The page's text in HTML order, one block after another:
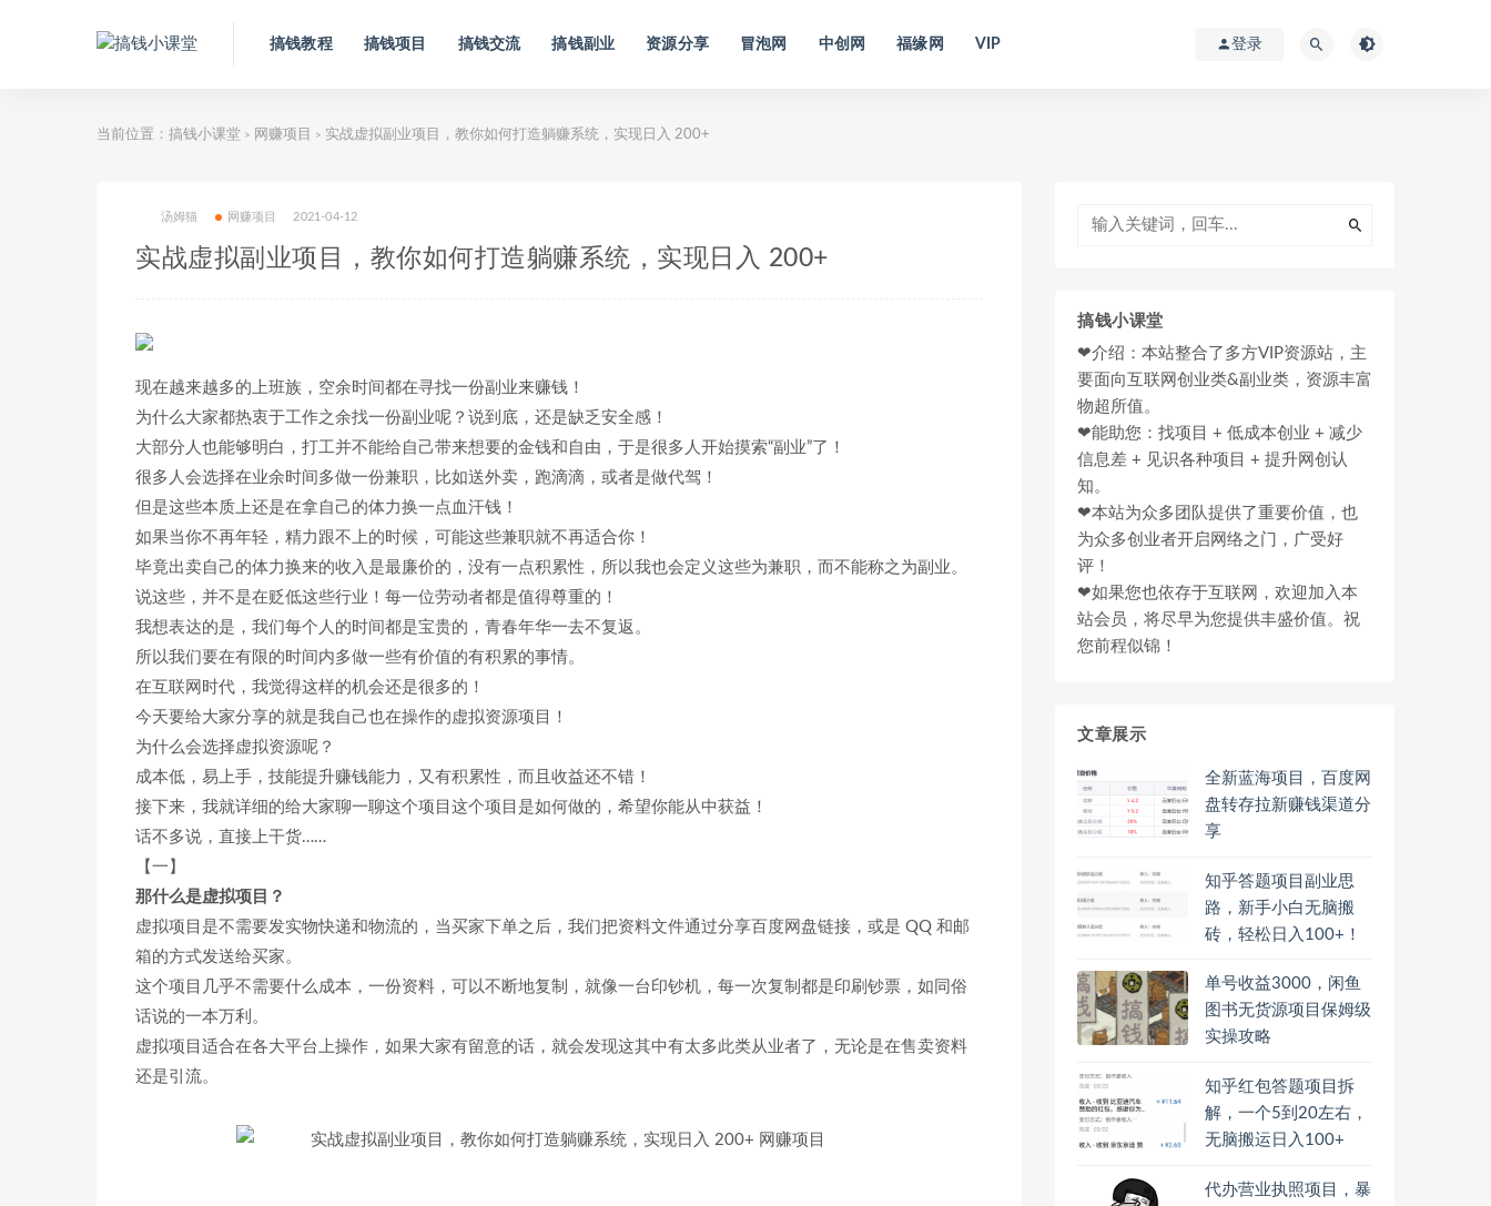
搞钱教程 搞钱项目 搞钱交流 搞钱副业 资源分享 冒泡网 中创网 福缘网 VIP 登录
当前位置： 搞钱小课堂 > 网赚项目 > 实战虚拟副业项目，教你如何打造躺赚系统，实现日入 200+
汤姆猫 网赚项目 2021-04-12
实战虚拟副业项目，教你如何打造躺赚系统，实现日入 200+
现在越来越多的上班族，空余时间都在寻找一份副业来赚钱！
为什么大家都热衷于工作之余找一份副业呢？说到底，还是缺乏安全感！
大部分人也能够明白，打工并不能给自己带来想要的金钱和自由，于是很多人开始摸索“副业”了！
很多人会选择在业余时间多做一份兼职，比如送外卖，跑滴滴，或者是做代驾！
但是这些本质上还是在拿自己的体力换一点血汗钱！
如果当你不再年轻，精力跟不上的时候，可能这些兼职就不再适合你！
毕竟出卖自己的体力换来的收入是最廉价的，没有一点积累性，所以我也会定义这些为兼职，而不能称之为副业。
说这些，并不是在贬低这些行业！每一位劳动者都是值得尊重的！
我想表达的是，我们每个人的时间都是宝贵的，青春年华一去不复返。
所以我们要在有限的时间内多做一些有价值的有积累的事情。
在互联网时代，我觉得这样的机会还是很多的！
今天要给大家分享的就是我自己也在操作的虚拟资源项目！
为什么会选择虚拟资源呢？
成本低，易上手，技能提升赚钱能力，又有积累性，而且收益还不错！
接下来，我就详细的给大家聊一聊这个项目这个项目是如何做的，希望你能从中获益！
话不多说，直接上干货……
【一】
那什么是虚拟项目？
虚拟项目是不需要发实物快递和物流的，当买家下单之后，我们把资料文件通过分享百度网盘链接，或是 QQ 和邮
箱的方式发送给买家。
这个项目几乎不需要什么成本，一份资料，可以不断地复制，就像一台印钞机，每一次复制都是印刷钞票，如同俗
话说的一本万利。
虚拟项目适合在各大平台上操作，如果大家有留意的话，就会发现这其中有太多此类从业者了，无论是在售卖资料
还是引流。
搞钱小课堂
❤介绍：本站整合了多方VIP资源站，主
要面向互联网创业类&副业类，资源丰富
物超所值。
❤能助您：找项目 + 低成本创业 + 减少
信息差 + 见识各种项目 + 提升网创认
知。
❤本站为众多团队提供了重要价值，也
为众多创业者开启网络之门，广受好
评！
❤如果您也依存于互联网，欢迎加入本
站会员，将尽早为您提供丰盛价值。祝
您前程似锦！
文章展示
全新蓝海项目，百度网
盘转存拉新赚钱渠道分
享
知乎答题项目副业思
路，新手小白无脑搬
砖，轻松日入100+！
单号收益3000，闲鱼
图书无货源项目保姆级
实操攻略
知乎红包答题项目拆
解，一个5到20左右，
无脑搬运日入100+
代办营业执照项目，暴